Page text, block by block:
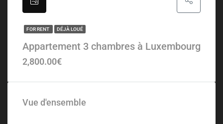
FOR RENT DÉJÀ LOUÉ
Appartement 3 chambres à Luxembourg
2,800.00€
Vue d'ensemble